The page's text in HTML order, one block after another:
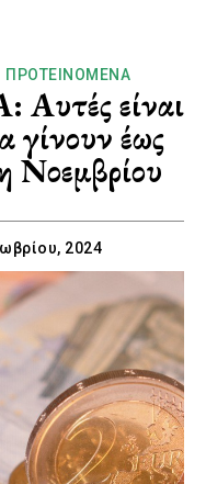
ΠΡΟΤΕΙΝΌΜΕΝΑ
είναι
γίνουν έως
Νοεμβρίου
2024